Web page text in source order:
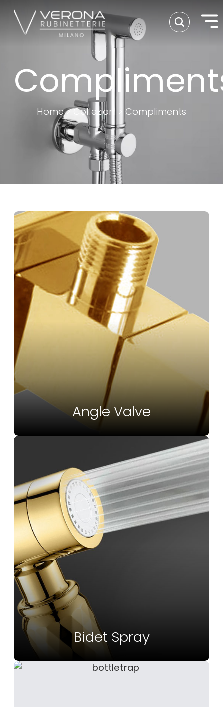
Home>Collezioni > Compliments
Angle Valve
Angle Valve
Bidet Spray
Vedi Altro
Bidet Spray